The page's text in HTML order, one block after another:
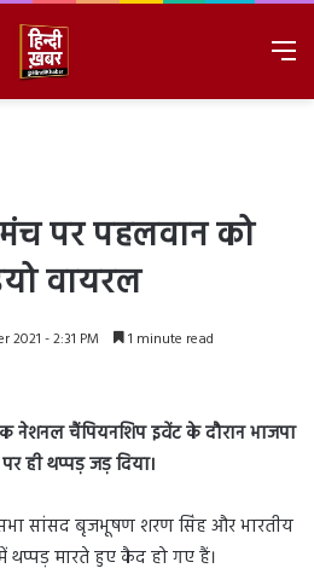
पर पहलवान को
वायरल
2021 - 2:31 PM 1 minute read
नेशनल चैंपियनशिप इवेंट के दौरान भाजपा
ही थप्पड़ जड़ दिया।
सांसद बृजभूषण शरण सिंह और भारतीय
मारते हुए कैद हो गए हैं।